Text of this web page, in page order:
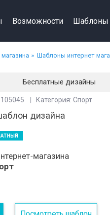
Возможности Шаблоны
Шаблоны интернет
Бесплатные дизайны
| Категория: Спорт
дизайна
магазина